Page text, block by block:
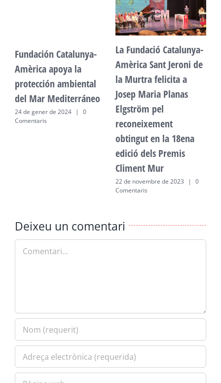
Fundación Catalunya-
Amèrica apoya la
protección ambiental
del Mar Mediterráneo
24 de gener de 2024 |
0
Comentaris
La Fundació Catalunya-
Amèrica Sant Jeroni de
la Murtra felicita a
Josep Maria Planas
Elgström pel
reconeixement
obtingut en la 18ena
edició dels Premis
Climent Mur
22 de novembre de 2023 |
0
Comentaris
Deixeu un comentari